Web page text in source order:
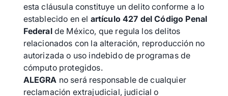
esta cláusula constituye un delito conforme a lo
establecido en el artículo 427 del Código Penal
Federalde México, que regula los delitos
relacionados con la alteración, reproducción no
autorizada o uso indebido de programas de
cómputo protegidos.
ALEGRA no será responsable de cualquier
reclamación extrajudicial, judicial o